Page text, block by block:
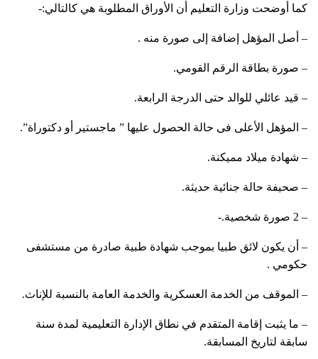
كما أوضحت وزارة التعليم أن الأوراق المطلوبة هي كالتالي:-
– أصل المؤهل إضافة إلى صورة منه .
– صورة بطاقة الرقم القومي.
– قيد عائلي للوالد حتى الدرجة الرابعة.
– المؤهل الأعلى فى حالة الحصول عليها ” ماجستير أو دكتوراة”.
– شهادة ميلاد مميكنة.
– صحيفة حالة جنائية حديثة.
– 2 صورة شخصية.-
– أن يكون لائق طبيا بموجب شهادة طبية صادرة من مستشفى
حكومي .
– الموقف من الخدمة العسكرية والخدمة العامة بالنسبة للإناث.
– ما يثبت إقامة المتقدم في نطاق الإدارة التعليمية لمدة سنة
سابقة لتاريخ المسابقة.